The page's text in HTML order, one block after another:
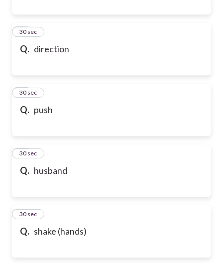
Q. direction
28
30 sec
Q. push
29
30 sec
Q. husband
30
30 sec
Q. shake (hands)
31
30 sec